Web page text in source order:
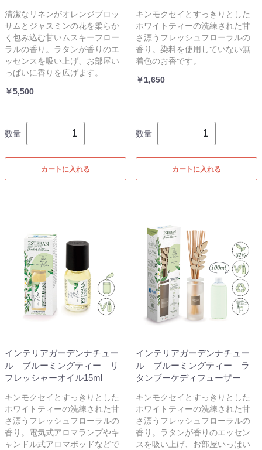
清潔なリネンがオレンジブロッ
サムとジャスミンの花を柔らか
く包み込む甘いムスキーフロー
ラルの香り。ラタンが香りのエ
ッセンスを吸い上げ、お部屋い
っぱいに香りを広げます。
￥5,500
数量
カートに入れる
キンモクセイとすっきりとした
ホワイトティーの洗練された甘
さ漂うフレッシュフローラルの
香り。染料を使用していない無
着色のお香です。
￥1,650
数量
カートに入れる
インテリアガーデンナチュー
ル ブルーミングティー リ
フレッシャーオイル15ml
キンモクセイとすっきりとした
ホワイトティーの洗練された甘
さ漂うフレッシュフローラルの
香り。電気式アロマランプやキ
ャンドル式アロマポッドなどで
インテリアガーデンナチュー
ル ブルーミングティー ラ
タンブーケディフューザー
キンモクセイとすっきりとした
ホワイトティーの洗練された甘
さ漂うフレッシュフローラルの
香り。ラタンが香りのエッセン
スを吸い上げ、お部屋いっぱい